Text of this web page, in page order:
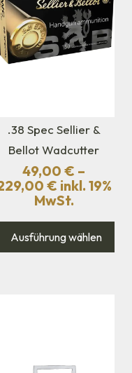
.38 Spec Sellier &
Bellot Wadcutter
49,00 € –
€ inkl. 19%
MwSt.
Ausführung wählen